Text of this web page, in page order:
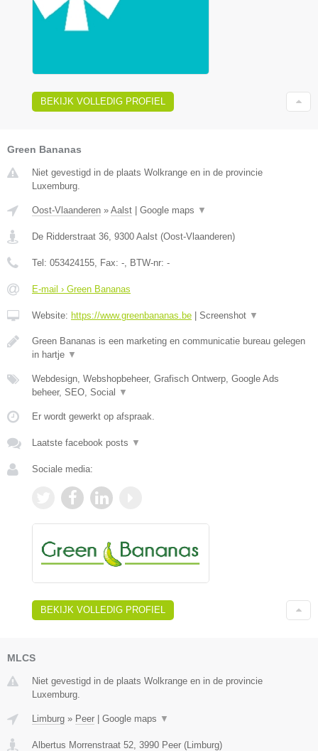
BEKIJK VOLLEDIG PROFIEL
Green Bananas
Niet gevestigd in de plaats Wolkrange en in de provincie
Luxemburg.
Oost-Vlaanderen » Aalst Google maps ▼
De Ridderstraat 36, 9300 Aalst (Oost-Vlaanderen)
Tel: 053424155, Fax: -, BTW-nr: -
E-mail › Green Bananas
Website: https://www.greenbananas.be Screenshot ▼
Green Bananas is een marketing en communicatie bureau gelegen
in hartje ▼
Webdesign, Webshopbeheer, Grafisch Ontwerp, Google Ads
beheer, SEO, Social
▼
Er wordt gewerkt op afspraak.
Laatste facebook posts ▼
Sociale media:
BEKIJK VOLLEDIG PROFIEL
MLCS
Niet gevestigd in de plaats Wolkrange en in de provincie
Luxemburg.
Limburg » Peer Google maps ▼
Albertus Morrenstraat 52 3990 Peer ( Limburg)